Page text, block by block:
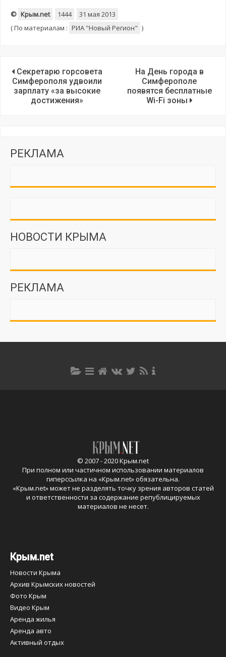
© Крым.net 1444
31 мая 2013
(По материалам : РИА "Новый Регион" )
Секретарю горсовета
Симферополя удвоили
зарплату «за высокие
достижения»
На День города в
Симферополе
появятся бесплатные
Wi-Fi зоны
РЕКЛАМА
НОВОСТИ КРЫМА
РЕКЛАМА
© 2007 - 2020 Крым.net
При полном или частичном использовании материалов
гиперссылка на «Крым.net» обязательна.
«Крым.net» может не разделять точку зрения авторов статей
и ответственности за содержание републицируемых
материалов не несет.
Крым.net
Новости Крыма
Архив Крымских новостей
Фото Крым
Видео Крым
Аренда жилья
Аренда авто
Активный отдых